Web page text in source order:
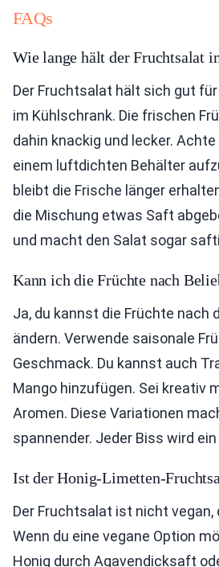
FAQs
Wie lange hält der Fruchtsalat
Der Fruchtsalat hält sich gut
im Kühlschrank. Die frischen
dahin knackig und lecker.
einem luftdichten Behälter
bleibt die Frische länger
die Mischung etwas Saft
und macht den Salat sogar
Kann ich die Früchte nach
Ja, du kannst die Früchte nach
ändern. Verwende saisonale
Geschmack. Du kannst auch
Mango hinzufügen. Sei kreativ
Aromen. Diese Variationen
spannender. Jeder Biss wird
Ist der Honig-Limetten-
Der Fruchtsalat ist nicht vegan,
Wenn du eine vegane Option
Honig durch Agavendicksaft